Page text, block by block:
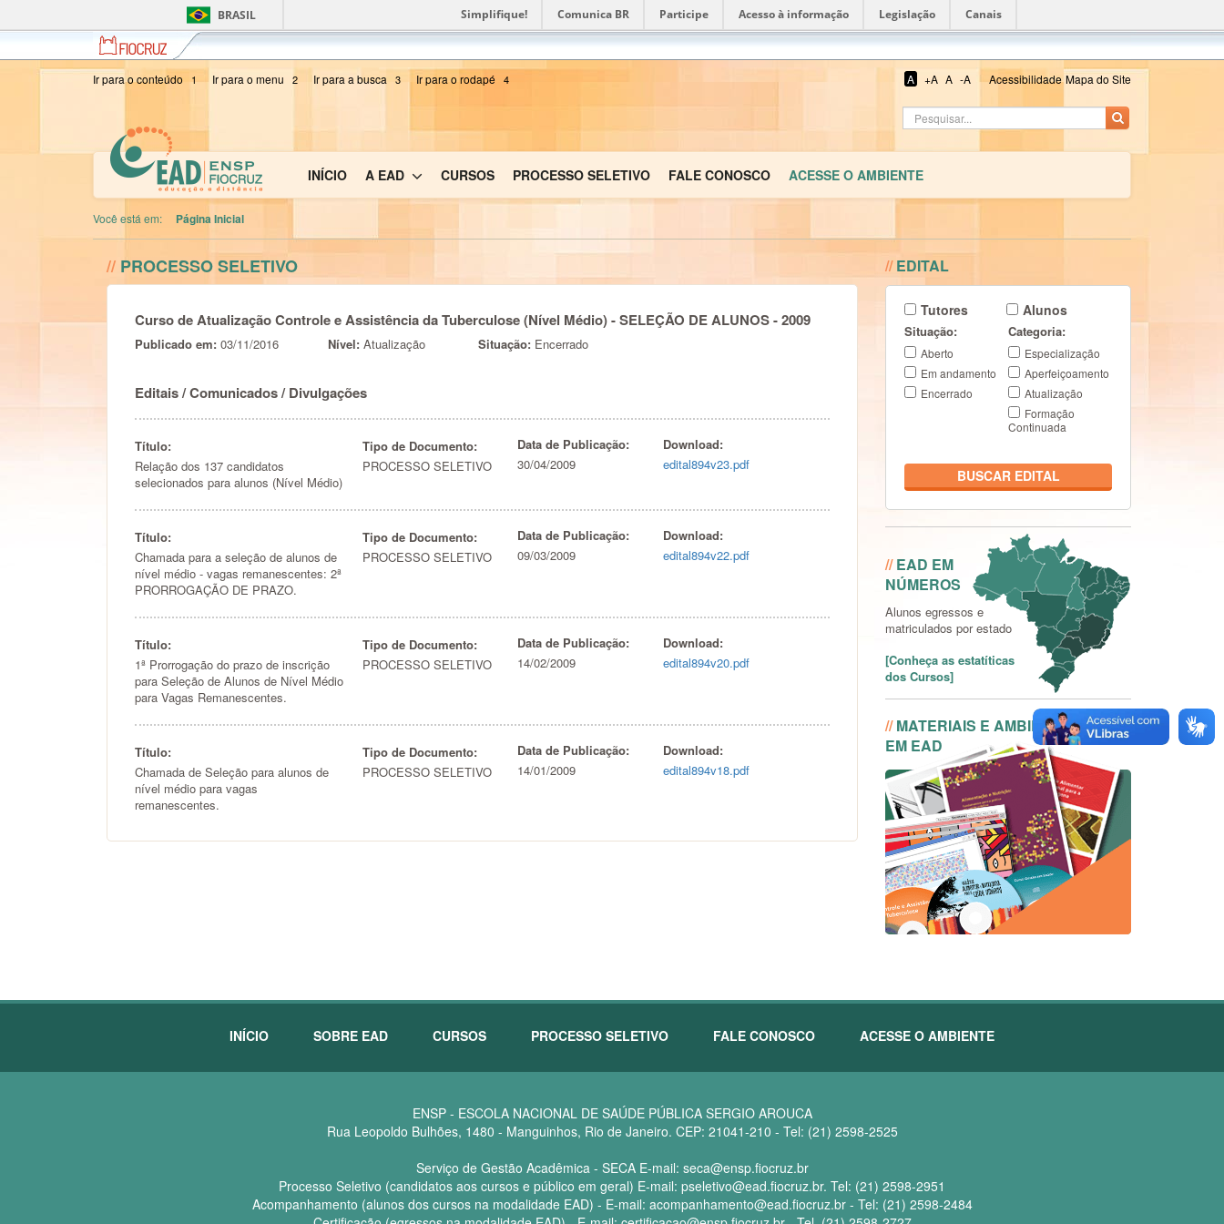
BRASIL Simplifique! Comunica BR Participe Acesso à informação Legislação Canais
Fiocruz
Fundação
Oswaldo
Cruz
Ir para o conteúdo 1 Ir para o menu 2 Ir para a busca 3 Ir para o rodapé 4 A +A A -A Acessibilidade Mapa do Site
INÍCIO A EAD CURSOS PROCESSO SELETIVO FALE CONOSCO ACESSE O AMBIENTE
Você está em: Página Inicial
// PROCESSO SELETIVO
Curso de Atualização Controle e Assistência da Tuberculose (Nível Médio) - SELEÇÃO DE ALUNOS - 2009
Publicado em: 03/11/2016 Nível: Atualização Situação: Encerrado
Editais / Comunicados / Divulgações
Título:
Relação dos 137 candidatos
selecionados para alunos (Nível Médio)
Tipo de Documento:
PROCESSO SELETIVO
Data de Publicação:
30/04/2009
Download:
edital894v23.pdf
Título:
Chamada para a seleção de alunos de
nível médio - vagas remanescentes: 2ª
PRORROGAÇÃO DE PRAZO.
Tipo de Documento:
PROCESSO SELETIVO
Data de Publicação:
09/03/2009
Download:
edital894v22.pdf
Título:
1ª Prorrogação do prazo de inscrição
para Seleção de Alunos de Nível Médio
para Vagas Remanescentes.
Tipo de Documento:
PROCESSO SELETIVO
Data de Publicação:
14/02/2009
Download:
edital894v20.pdf
Título:
Chamada de Seleção para alunos de
nível médio para vagas
remanescentes.
Tipo de Documento:
PROCESSO SELETIVO
Data de Publicação:
14/01/2009
Download:
edital894v18.pdf
//EDITAL
Tutores Alunos
Situação:
Aberto
Em andamento
Encerrado
Categoria:
Especialização
Aperfeiçoamento
Atualização
Formação
Continuada
BUSCAR EDITAL
//EAD EM
NÚMEROS
Alunos egressos e
matriculados por estado
[Conheça as estatíticas
dos Cursos]
Conheça as estatíticas dos
Cursos
//MATERIAIS E AMBIENTES
EM EAD
INÍCIO SOBRE EAD CURSOS PROCESSO SELETIVO FALE CONOSCO ACESSE O AMBIENTE
ENSP - ESCOLA NACIONAL DE SAÚDE PÚBLICA SERGIO AROUCA
Rua Leopoldo Bulhões, 1480 - Manguinhos, Rio de Janeiro. CEP: 21041-210 - Tel: (21) 2598-2525
Serviço de Gestão Acadêmica - SECA E-mail: seca@ensp.fiocruz.br
Processo Seletivo (candidatos aos cursos e público em geral) E-mail: pseletivo@ead.fiocruz.br. Tel: (21) 2598-2951
Acompanhamento (alunos dos cursos na modalidade EAD) - E-mail: acompanhamento@ead.fiocruz.br - Tel: (21) 2598-2484